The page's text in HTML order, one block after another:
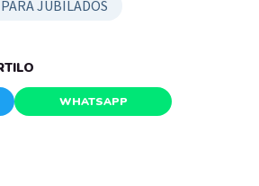
JUBILADOS
WHATSAPP